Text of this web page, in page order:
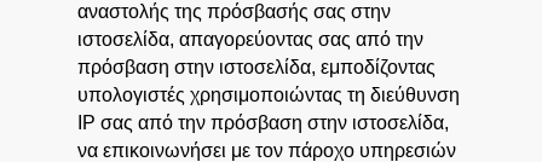
αναστολής της πρόσβασής σας στην
ιστοσελίδα, απαγορεύοντας σας από την
πρόσβαση στην ιστοσελίδα, εμποδίζοντας
υπολογιστές χρησιμοποιώντας τη διεύθυνση
IP σας από την πρόσβαση στην ιστοσελίδα,
να επικοινωνήσει με τον πάροχο υπηρεσιών